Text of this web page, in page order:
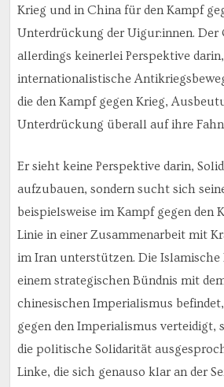
Krieg und in China für den Kampf
Unterdrückung der Uigur:innen. Der
allerdings keinerlei Perspektive
internationalistische
die den Kampf gegen Krieg,
Unterdrückung überall auf ihre
Er sieht keine Perspektive darin,
aufzubauen, sondern sucht sich
beispielsweise im Kampf gegen den
Linie in einer Zusammenarbeit mit
im Iran unterstützen. Die Islamische
einem strategischen Bündnis mit
chinesischen Imperialismus
gegen den Imperialismus verteidigt,
die politische Solidarität
Linke, die sich genauso klar an der